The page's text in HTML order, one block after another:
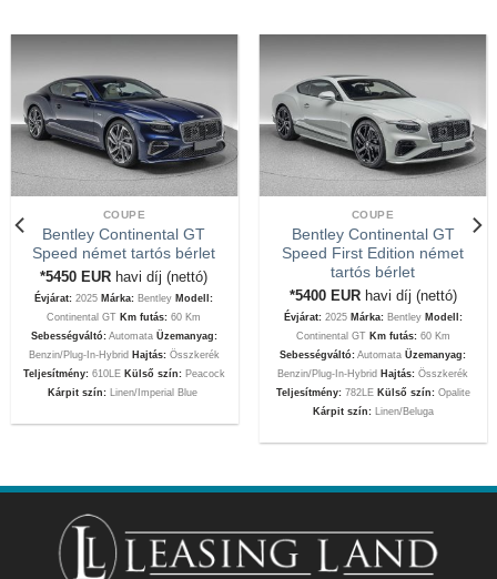
COUPE
Bentley Continental GT
Speed német tartós bérlet
*5450 EUR havi díj (nettó)
Évjárat: 2025 Márka: Bentley Modell:
Continental GT Km futás:60 Km
Sebességváltó:Automata Üzemanyag:
Benzin/Plug-In-Hybrid Hajtás:Összkerék
Teljesítmény:610LE Külső szín: Peacock
Kárpit szín:Linen/Imperial Blue
COUPE
Bentley Continental GT
Speed First Edition német
tartós bérlet
*5400 EUR havi díj (nettó)
Évjárat:2025 Márka:Bentley Modell:
Continental GT Km futás: 60 Km
Sebességváltó: AutomataÜzemanyag:
Benzin/Plug-In-Hybrid Hajtás: Összkerék
Teljesítmény:782LE Külső szín: Opalite
Kárpit szín:Linen/Beluga